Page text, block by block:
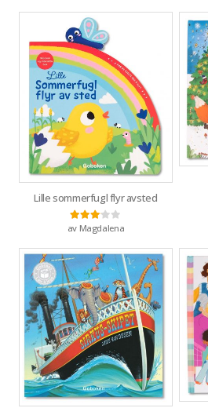
Lille sommerfugl flyr avsted
Vurdert3av 5
av Magdalena